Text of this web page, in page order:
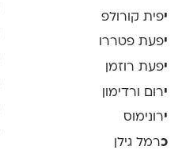
יפית קורולפ
יפעת פטררו
יפעת רוזמן
ירום ורדימון
ירונימוס
כרמל גילן